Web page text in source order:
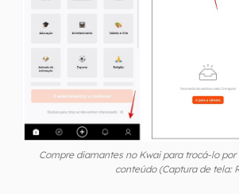
Compre diamantes no Kwai para trocá-lo
conteúdo (Captura de tela: